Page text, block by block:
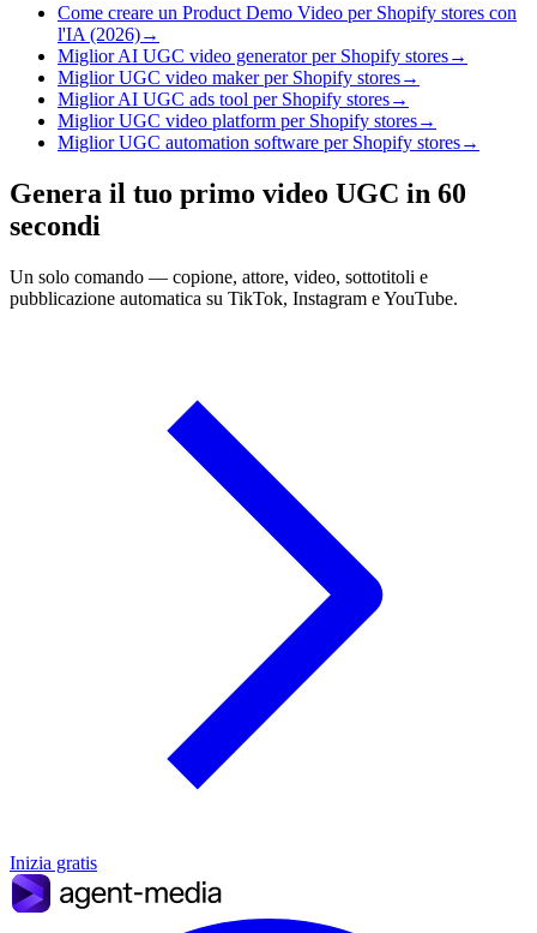
Come creare un Product Demo Video per Shopify stores con
l'IA (2026)→
Miglior AI UGC video generator per Shopify stores→
Miglior UGC video maker per Shopify stores→
Miglior AI UGC ads tool per Shopify stores→
Miglior UGC video platform per Shopify stores→
Miglior UGC automation software per Shopify stores→
Genera il tuo primo video UGC in 60
secondi
Un solo comando — copione, attore, video, sottotitoli e
pubblicazione automatica su TikTok, Instagram e YouTube.
Inizia gratis